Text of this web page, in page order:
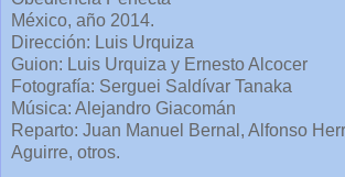
México, año 2014.
Dirección: Luis Urquiza
Guion: Luis Urquiza y Ernesto Alcocer
Fotografía: Serguei Saldívar Tanaka
Música: Alejandro Giacomán
Reparto: Juan Manuel Bernal, Alfonso
Aguirre, otros.